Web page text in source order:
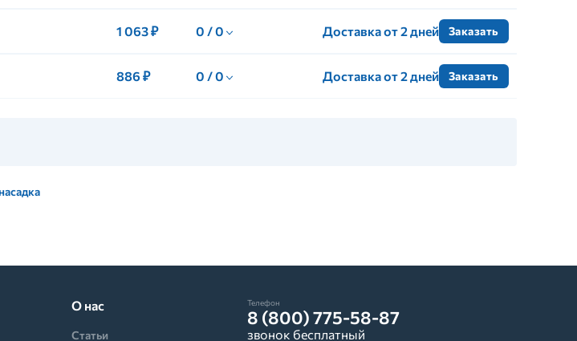
1 063 ₽ 0 / 0 Доставка от 2 дней Заказать
886 ₽ 0 / 0 Доставка от 2 дней Заказать
насадка
О нас
Статьи
Телефон
8 (800) 775-58-87
звонок бесплатный